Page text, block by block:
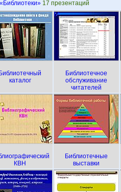
«Библиотеки» 17 презентаций
Библиотечный
каталог
Библиотечное
обслуживание
читателей
КВН
Библиотечные
выставки